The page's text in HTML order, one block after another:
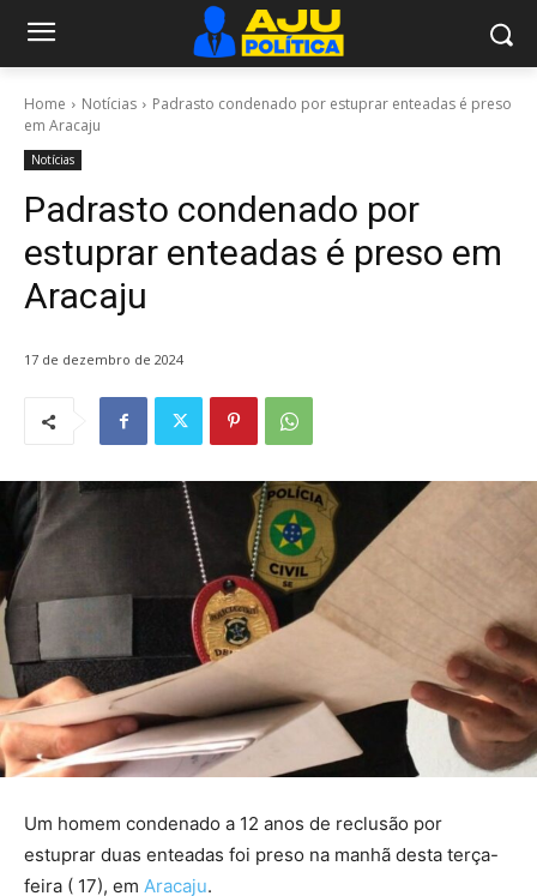
Home Notícias
Padrasto condenado por estuprar enteadas é preso
em Aracaju
Notícias
Padrasto condenado por
estuprar enteadas é preso em
Aracaju
17 de dezembro de 2024
Um homem condenado a 12 anos de reclusão por
estuprar duas enteadas foi preso na manhã desta terça-
feira ( 17), em Aracaju.